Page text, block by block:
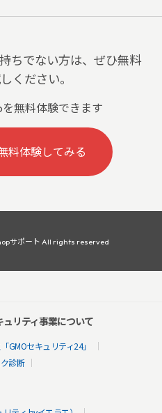
ちでない方は、ぜひ無料
ください。
を無料体験できます
料体験してみる
サポート All rights reserved
リティ事業について
GMOセキュリティ24」
診断